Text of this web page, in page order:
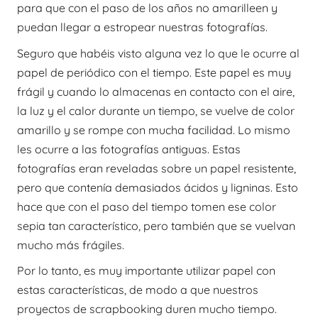
para que con el paso de los años no amarilleen y
puedan llegar a estropear nuestras fotografías.
Seguro que habéis visto alguna vez lo que le ocurre al
papel de periódico con el tiempo. Este papel es muy
frágil y cuando lo almacenas en contacto con el aire,
la luz y el calor durante un tiempo, se vuelve de color
amarillo y se rompe con mucha facilidad. Lo mismo
les ocurre a las fotografías antiguas. Estas
fotografías eran reveladas sobre un papel resistente,
pero que contenía demasiados ácidos y ligninas. Esto
hace que con el paso del tiempo tomen ese color
sepia tan característico, pero también que se vuelvan
mucho más frágiles.
Por lo tanto, es muy importante utilizar papel con
estas características, de modo a que nuestros
proyectos de scrapbooking duren mucho tiempo.